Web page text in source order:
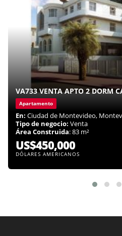
VA733 VENTA APTO 2 DORM
Apartamento
En: Ciudad de Montevideo,
Tipo de negocio: Venta
Área Construida: 83 m²
US$450,000
DÓLARES AMERICANOS